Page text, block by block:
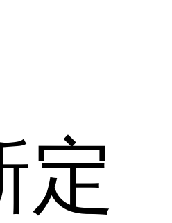
定